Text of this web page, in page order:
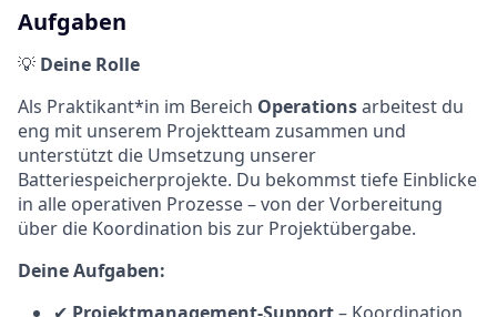
Aufgaben
💡 Deine Rolle
Als Praktikant*in im Bereich Operationsarbeitest du
eng mit unserem Projektteam zusammen und
unterstützt die Umsetzung unserer
Batteriespeicherprojekte. Du bekommst tiefe Einblicke
in alle operativen Prozesse – von der Vorbereitung
über die Koordination bis zur Projektübergabe.
Deine Aufgaben: